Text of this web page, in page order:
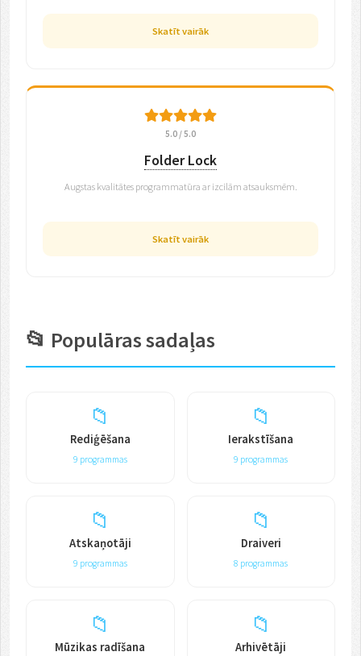
Skatīt vairāk
5.0 / 5.0
Folder Lock
Augstas kvalitātes programmatūra ar izcilām atsauksmēm.
Skatīt vairāk
📂 Populāras sadaļas
📁
Rediģēšana
9 programmas
📁
Ierakstīšana
9 programmas
📁
Atskaņotāji
9 programmas
📁
Draiveri
8 programmas
📁
Mūzikas radīšana
📁
Arhivētāji